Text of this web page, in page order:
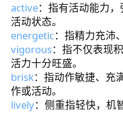
active：指有活动能力
活动状态。
energetic：指精力充沛
vigorous：指不仅表现
活力十分旺盛。
brisk：指动作敏捷、充
作或活动。
lively：侧重指轻快，机